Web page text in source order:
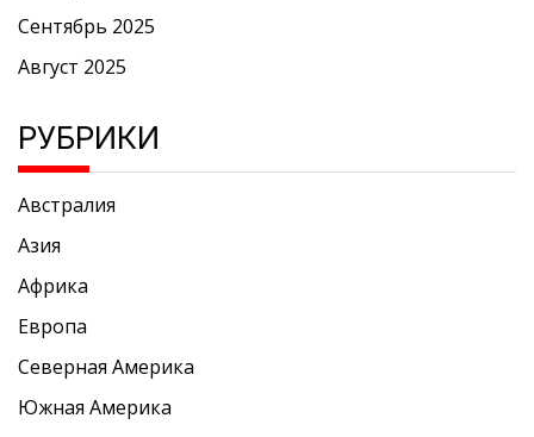
Сентябрь 2025
Август 2025
РУБРИКИ
Австралия
Азия
Африка
Европа
Северная Америка
Южная Америка